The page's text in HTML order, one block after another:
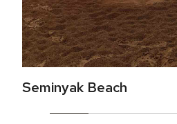
Seminyak Beach